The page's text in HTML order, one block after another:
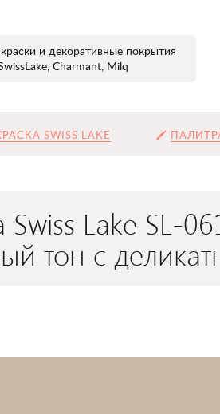
и декоративные покрытия
Charmant, Milq
SWISS LAKE
Swiss Lake SL-
тон с